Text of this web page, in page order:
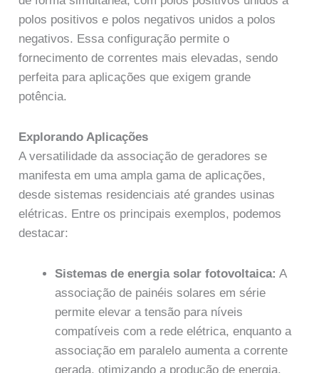
polos positivos e polos negativos unidos a polos
negativos. Essa configuração permite o
fornecimento de correntes mais elevadas, sendo
perfeita para aplicações que exigem grande
potência.
Explorando Aplicações
A versatilidade da associação de geradores se
manifesta em uma ampla gama de aplicações,
desde sistemas residenciais até grandes usinas
elétricas. Entre os principais exemplos, podemos
destacar:
Sistemas de energia solar fotovoltaica: A
associação de painéis solares em série
permite elevar a tensão para níveis
compatíveis com a rede elétrica, enquanto a
associação em paralelo aumenta a corrente
gerada, otimizando a produção de energia.